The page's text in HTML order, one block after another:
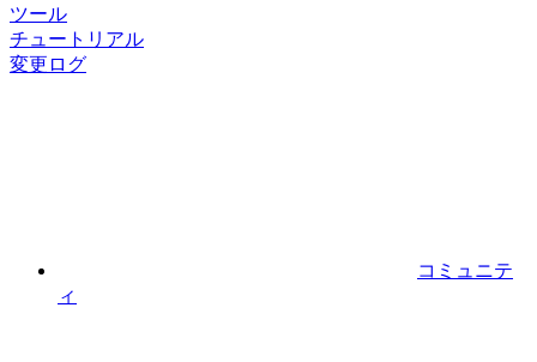
ツール
チュートリアル
変更ログ
コミュニテ
ィ